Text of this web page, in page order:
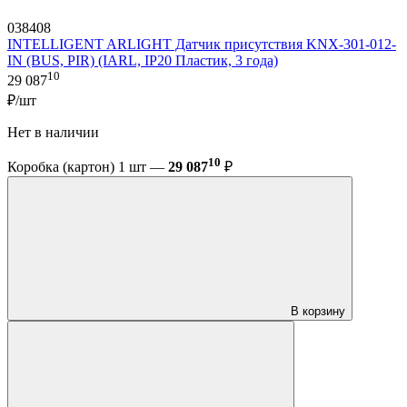
038408
INTELLIGENT ARLIGHT Датчик присутствия KNX-301-012-
IN (BUS, PIR) (IARL, IP20 Пластик, 3 года)
29 08710
₽/шт
Нет в наличии
Коробка (картон) 1 шт — 29 08710 ₽
В корзину